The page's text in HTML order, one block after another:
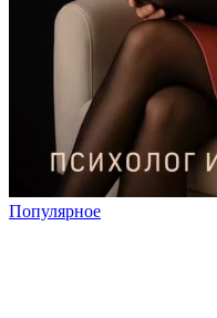
Популярное